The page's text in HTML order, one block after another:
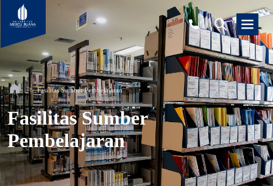
Fasilitas Sumber Pembelajaran
Fasilitas Sumber
Pembelajaran